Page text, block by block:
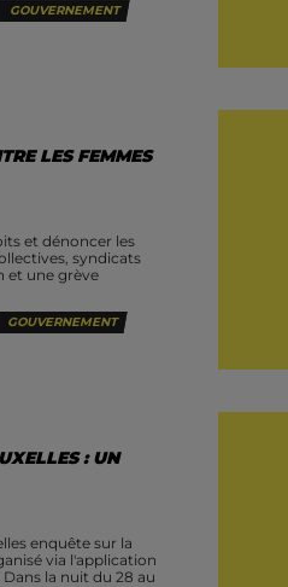
GOUVERNEMENT
LES FEMMES
et dénoncer les
syndicats
et une grève
GOUVERNEMENT
: UN
enquête sur la
via l'application
la nuit du 28 au